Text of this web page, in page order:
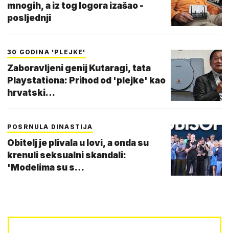
mnogih, a iz tog logora izašao -
posljednji
30 GODINA 'PLEJKE'
Zaboravljeni genij Kutaragi, tata
Playstationa: Prihod od 'plejke' kao
hrvatski…
POSRNULA DINASTIJA
Obitelj je plivala u lovi, a onda su
krenuli seksualni skandali:
'Modelima su s…